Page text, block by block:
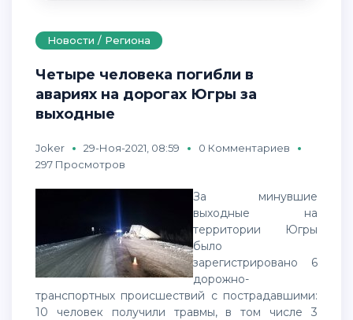
Новости / Региона
Четыре человека погибли в
авариях на дорогах Югры за
выходные
Joker 29-Ноя-2021, 08:59
0 Комментариев
297 Просмотров
За минувшие
выходные на
территории Югры
было
зарегистрировано 6
дорожно-
транспортных происшествий с пострадавшими:
10 человек получили травмы, в том числе 3